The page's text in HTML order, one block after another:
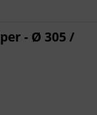
- Ø 305 /